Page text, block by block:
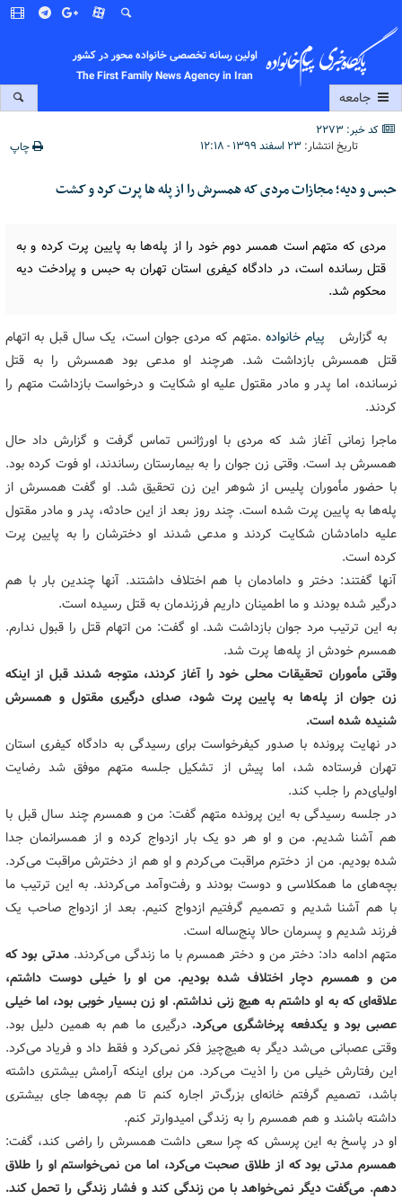
اولین رسانه تخصصی خانواده محور در کشور
The First Family News Agency in Iran
جامعه
کد خبر: 2273
تاریخ انتشار:۲۳ اسفند ۱۳۹۹ - ۱۲:۱۸ چاپ
حبس و دیه؛ مجازات مردی که همسرش را از پله ها پرت کرد و کشت
مردی که متهم است همسر دوم خود را از پله‌ها به پایین پرت کرده و به
قتل رسانده است، در دادگاه کیفری استان تهران به حبس و پرادخت دیه
محکوم شد.
به گزارش پیام خانواده .متهم که مردی جوان است، یک سال قبل به اتهام
قتل همسرش بازداشت شد. هرچند او مدعی بود همسرش را به قتل
نرسانده، اما پدر و مادر مقتول علیه او شکایت و درخواست بازداشت متهم را
کردند.
ماجرا زمانی آغاز شد که مردی با اورژانس تماس گرفت و گزارش داد حال
همسرش بد است. وقتی زن جوان را به بیمارستان رساندند، او فوت کرده بود.
با حضور مأموران پلیس از شوهر این زن تحقیق شد. او گفت همسرش از
پله‌ها به پایین پرت شده ‌است. چند روز بعد از این حادثه، پدر و مادر مقتول
علیه دامادشان شکایت کردند و مدعی شدند او دخترشان را به پایین پرت
کرده‌ است.
آنها گفتند: دختر و دامادمان با هم اختلاف داشتند. آنها چندین بار با هم
درگیر شده‌ بودند و ما اطمینان داریم فرزندمان به قتل رسیده است.
به این ترتیب مرد جوان بازداشت شد. او گفت: من اتهام قتل را قبول ندارم.
همسرم خودش از پله‌ها پرت شد.
وقتی مأموران تحقیقات محلی خود را آغاز کردند، متوجه شدند قبل از اینکه
زن جوان از پله‌ها به پایین پرت شود، صدای درگیری مقتول و همسرش
شنیده شده‌ است.
در نهایت پرونده با صدور کیفرخواست برای رسیدگی به دادگاه کیفری استان
تهران فرستاده شد، اما پیش از تشکیل جلسه متهم موفق شد رضایت
اولیای‌دم را جلب کند.
در جلسه رسیدگی به این پرونده متهم گفت: من و همسرم چند سال قبل با
هم آشنا شدیم. من و او هر دو یک بار ازدواج کرده و از همسرانمان جدا
شده بودیم. من از دخترم مراقبت می‌کردم و او هم از دخترش مراقبت می‌کرد.
بچه‌های ما همکلاسی و دوست بودند و رفت‌وآمد می‌کردند. به این ترتیب ما
با هم آشنا شدیم و تصمیم گرفتیم ازدواج کنیم. بعد از ازدواج صاحب یک
فرزند شدیم و پسرمان حالا پنج‌ساله است.
متهم ادامه داد: دختر من و دختر همسرم با ما زندگی می‌کردند.مدتی بود که
من و همسرم دچار اختلاف شده بودیم. من او را خیلی دوست داشتم،
علاقه‌ای که به او داشتم به هیچ زنی نداشتم. او زن بسیار خوبی بود، اما خیلی
عصبی بود و یکدفعه پرخاشگری می‌کرد. درگیری ما هم به همین دلیل بود.
وقتی عصبانی می‌شد دیگر به هیچ‌چیز فکر نمی‌کرد و فقط داد و فریاد می‌کرد.
این رفتارش خیلی من را اذیت می‌کرد. من برای اینکه آرامش بیشتری داشته
باشد، تصمیم گرفتم خانه‌ای بزرگ‌تر اجاره کنم تا هم بچه‌ها جای بیشتری
داشته باشند و هم همسرم را به زندگی امیدوارتر کنم.
او در پاسخ به این پرسش که چرا سعی داشت همسرش را راضی کند، گفت:
همسرم مدتی بود که از طلاق صحبت می‌کرد، اما من نمی‌خواستم او را طلاق
دهم. می‌گفت دیگر نمی‌خواهد با من زندگی کند و فشار زندگی را تحمل کند.